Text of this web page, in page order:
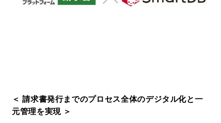
＜ 請求書発行までのプロセス全体のデジタル化と一
元管理を実現 ＞